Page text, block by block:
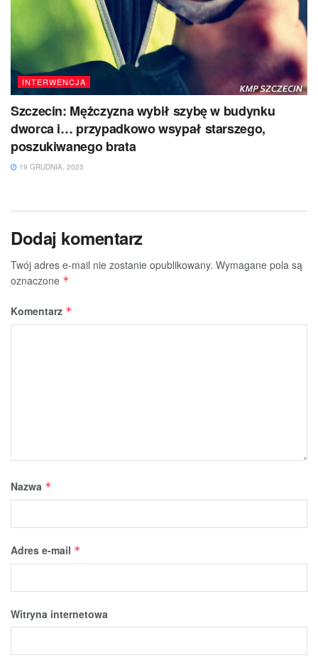
INTERWENCJA
Szczecin: Mężczyzna wybił szybę w budynku
dworca i… przypadkowo wsypał starszego,
poszukiwanego brata
19 GRUDNIA, 2023
Dodaj komentarz
Twój adres e-mail nie zostanie opublikowany. Wymagane pola są
oznaczone *
Komentarz *
Nazwa *
Adres e-mail *
Witryna internetowa